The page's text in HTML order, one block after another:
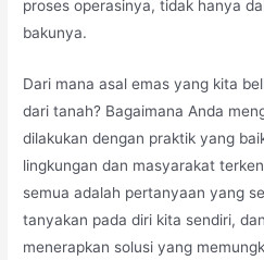
proses operasinya, tidak hanya
bakunya.
Dari mana asal emas yang kita
dari tanah? Bagaimana Anda
dilakukan dengan praktik yang
lingkungan dan masyarakat
semua adalah pertanyaan yang
tanyakan pada diri kita sendiri,
menerapkan solusi yang